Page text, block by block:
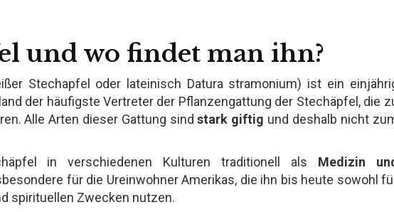
und wo findet man ihn?
Stechapfel oder lateinisch Datura stramonium) ist ein
der häufigste Vertreter der Pflanzengattung der Stechäpfel, die
Alle Arten dieser Gattung sindstark giftig und deshalb nicht
in verschiedenen Kulturen traditionell als Medizin
für die Ureinwohner Amerikas, die ihn bis heute sowohl
spirituellen Zwecken nutzen.